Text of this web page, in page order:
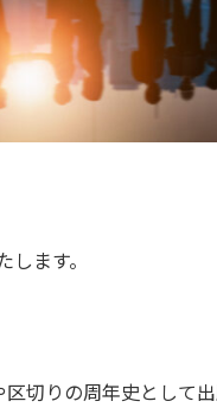
ます。
切りの周年史として